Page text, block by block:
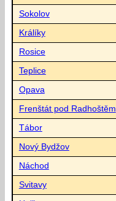
Sokolov
Králíky
Rosice
Teplice
Opava
Frenštát pod Radhoštěm
Tábor
Nový Bydžov
Náchod
Svitavy